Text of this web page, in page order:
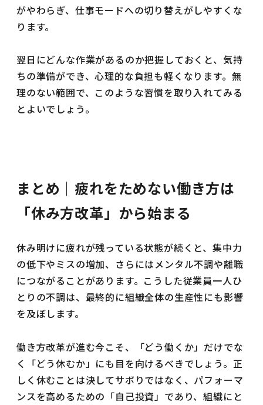
がやわらぎ、仕事モードへの切り替えがしやすくな
ります。
翌日にどんな作業があるのか把握しておくと、気持
ちの準備ができ、心理的な負担も軽くなります。無
理のない範囲で、このような習慣を取り入れてみる
とよいでしょう。
まとめ｜疲れをためない働き方は
「休み方改革」から始まる
休み明けに疲れが残っている状態が続くと、集中力
の低下やミスの増加、さらにはメンタル不調や離職
につながることがあります。こうした従業員一人ひ
とりの不調は、最終的に組織全体の生産性にも影響
を及ぼします。
働き方改革が進む今こそ、「どう働くか」だけでな
く「どう休むか」にも目を向けるべきでしょう。正
しく休むことは決してサボりではなく、パフォーマ
ンスを高めるための「自己投資」であり、組織にと